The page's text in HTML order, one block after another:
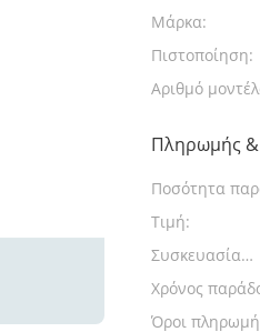
Μάρκα:
Πιστοποίηση:
Αριθμό
Πληρωμής
Ποσότητα
min:
Τιμή:
Συσκευασία
λεπτομέρειες:
Χρόνος
Όροι